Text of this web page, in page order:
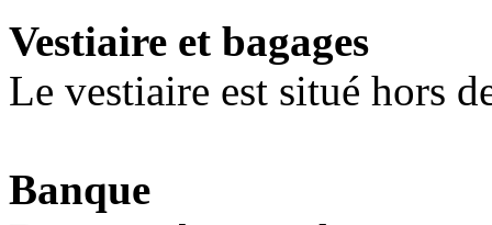
Vestiaire et bagages
Le vestiaire est situé hors
Banque